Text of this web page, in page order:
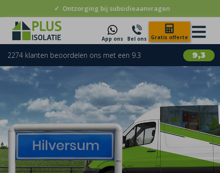
✓ Ontzorging bij subsidieaanvragen
App ons Bel ons Gratis offerte
9,3
2274 klanten beoordelen ons met een 9.3